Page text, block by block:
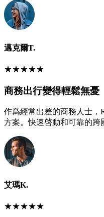
邁克爾T.
★★★★★
商務出行變得輕鬆無憂
作爲經常出差的商務人士，
方案。快速啓動和可靠的跨
艾瑪K.
★★★★★